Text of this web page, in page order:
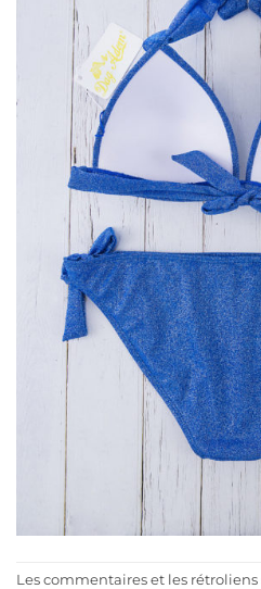
Les commentaires et les